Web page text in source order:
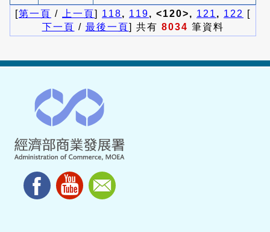
[第一頁 / 上一頁] 118, 119, <120>, 121 , 122
[
下一頁 / 最後一頁] 共有 8034 筆資料